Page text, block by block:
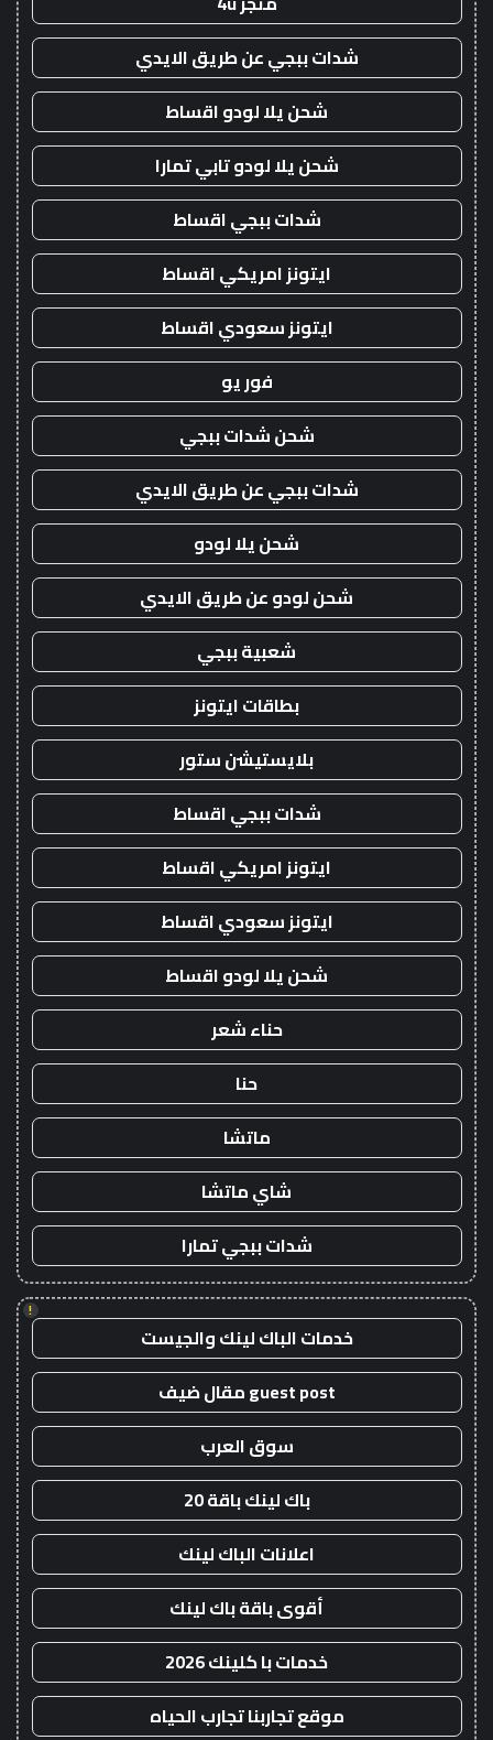
شدات ببجي عن طريق الايدي
شحن يلا لودو اقساط
شحن يلا لودو تابي تمارا
شدات ببجي اقساط
ايتونز امريكي اقساط
ايتونز سعودي اقساط
فور يو
شحن شدات ببجي
شدات ببجي عن طريق الايدي
شحن يلا لودو
شحن لودو عن طريق الايدي
شعبية ببجي
بطاقات ايتونز
بلايستيشن ستور
شدات ببجي اقساط
ايتونز امريكي اقساط
ايتونز سعودي اقساط
شحن يلا لودو اقساط
حناء شعر
حنا
ماتشا
شاي ماتشا
شدات ببجي تمارا
!
خدمات الباك لينك والجيست
guest post مقال ضيف
سوق العرب
باك لينك باقة 20
اعلانات الباك لينك
أقوى باقة باك لينك
خدمات با كلينك 2026
موقع تجاربنا تجارب الحياه